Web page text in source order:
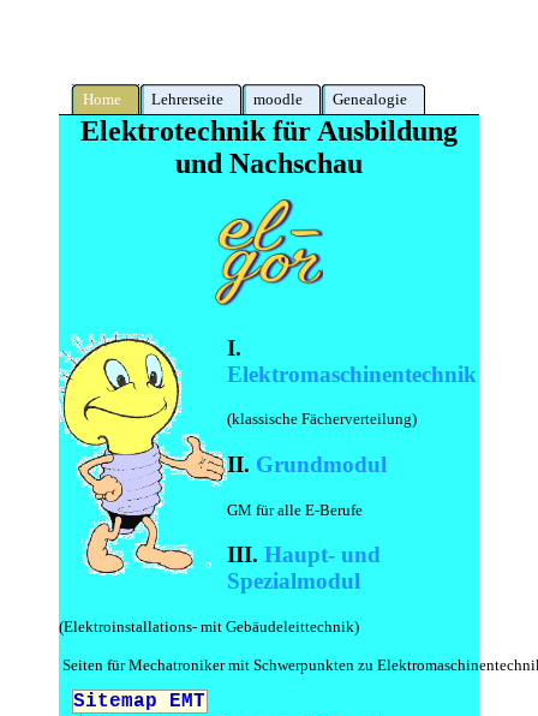
Home Lehrerseite moodle Genealogie
Elektrotechnik für Ausbildung
und Nachschau
I.
Elektromaschinentechnik
(klassische Fächerverteilung)
II. Grundmodul
GM für alle E-Berufe
III.Haupt- und
Spezialmodul
(Elektroinstallations- mit Gebäudeleittechnik)
Seiten für Mechatroniker mit Schwerpunkten zu